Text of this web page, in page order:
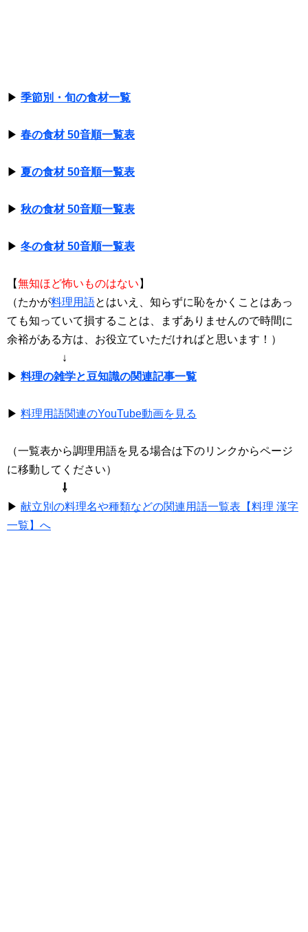
▶ 季節別・旬の食材一覧
▶ 春の食材 50音順一覧表
▶ 夏の食材 50音順一覧表
▶ 秋の食材 50音順一覧表
▶ 冬の食材 50音順一覧表
【無知ほど怖いものはない 】
（たかが料理用語とはいえ、知らずに恥をかくことはあっ
ても知っていて損することは、まずありませんので時間に
余裕がある方は、お役立ていただければと思います！）
↓
▶ 料理の雑学と豆知識の関連記事一覧
▶ 料理用語関連のYouTube動画を見る
（一覧表から調理用語を見る場合は下のリンクからページ
に移動してください）
⇩
▶ 献立別の料理名や種類などの関連用語一覧表【料理 漢字
一覧】へ